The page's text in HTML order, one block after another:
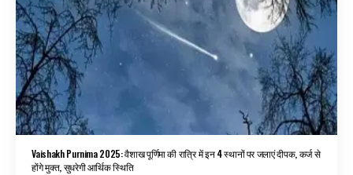
Vaishakh Purnima 2025: वैशाख पूर्णिमा की रात्रि में इन 4 स्थानों पर जलाएं दीपक, कर्ज से
होंगे मुक्त, सुधरेगी आर्थिक स्थिति